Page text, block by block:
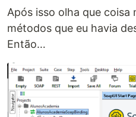
Após isso olha que coisa
métodos que eu havia
Então…